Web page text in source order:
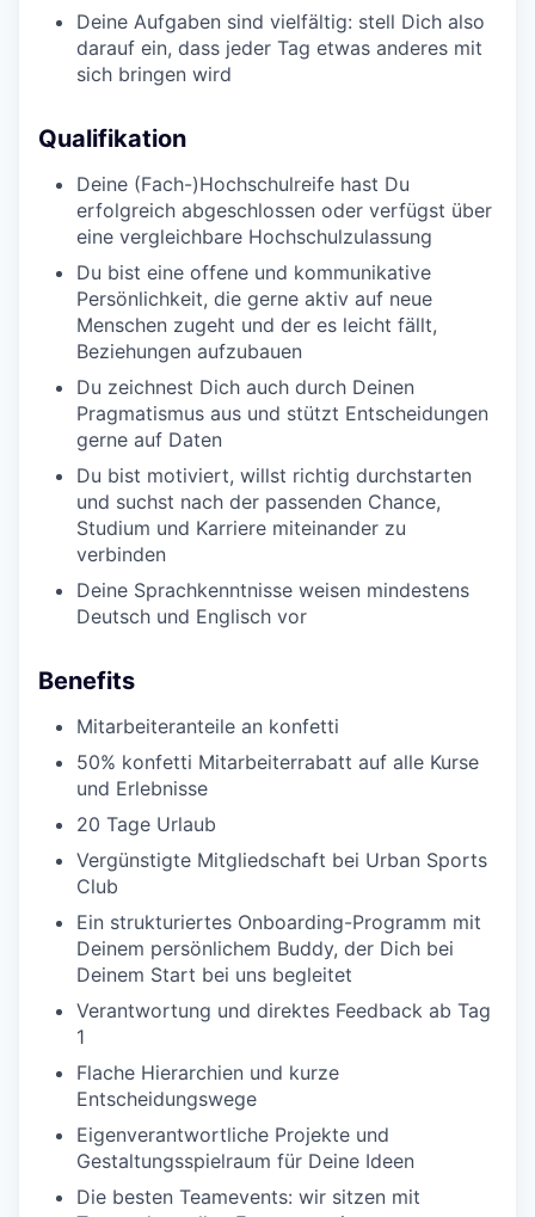
Deine Aufgaben sind vielfältig: stell Dich also
darauf ein, dass jeder Tag etwas anderes mit
sich bringen wird
Qualifikation
Deine (Fach-)Hochschulreife hast Du
erfolgreich abgeschlossen oder verfügst über
eine vergleichbare Hochschulzulassung
Du bist eine offene und kommunikative
Persönlichkeit, die gerne aktiv auf neue
Menschen zugeht und der es leicht fällt,
Beziehungen aufzubauen
Du zeichnest Dich auch durch Deinen
Pragmatismus aus und stützt Entscheidungen
gerne auf Daten
Du bist motiviert, willst richtig durchstarten
und suchst nach der passenden Chance,
Studium und Karriere miteinander zu
verbinden
Deine Sprachkenntnisse weisen mindestens
Deutsch und Englisch vor
Benefits
Mitarbeiteranteile an konfetti
50% konfetti Mitarbeiterrabatt auf alle Kurse
und Erlebnisse
20 Tage Urlaub
Vergünstigte Mitgliedschaft bei Urban Sports
Club
Ein strukturiertes Onboarding-Programm mit
Deinem persönlichem Buddy, der Dich bei
Deinem Start bei uns begleitet
Verantwortung und direktes Feedback ab Tag
1
Flache Hierarchien und kurze
Entscheidungswege
Eigenverantwortliche Projekte und
Gestaltungsspielraum für Deine Ideen
Die besten Teamevents: wir sitzen mit